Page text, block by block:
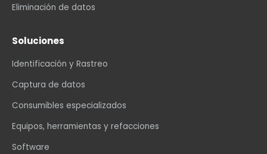
Eliminación de datos
Soluciones
Identificación y Rastreo
Captura de datos
Consumibles especializados
Equipos, herramientas y refacciones
Software